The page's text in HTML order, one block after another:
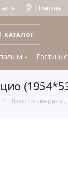
Помощь
КАТАЛОГ
Гостиные
Шкаф 4-х дверный,